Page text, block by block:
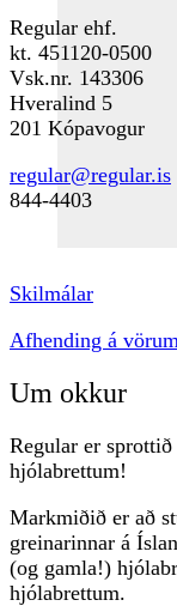
Regular ehf.
kt. 451120-0500
Vsk.nr. 143306
Hveralind 5
201 Kópavogur
regular@regular.is
844-4403
Skilmálar
Afhending á vörum
Um okkur
Regular er
hjólabrettum!
Markmiðið er að
greinarinnar á
(og gamla!)
hjólabrettum.